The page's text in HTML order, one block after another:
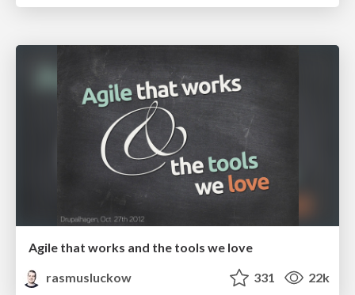
Agile that works and the tools we love
rasmusluckow
331 22k